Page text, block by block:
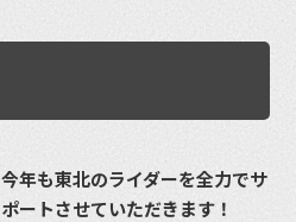
今年も東北のライダーを全力でサ
ポートさせていただきます！